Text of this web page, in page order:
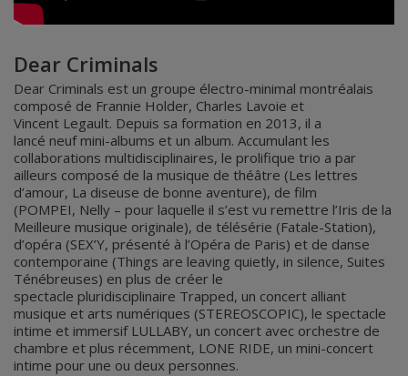
Dear Criminals
Dear Criminals est un groupe électro-minimal montréalais
composé de Frannie Holder, Charles Lavoie et
Vincent Legault. Depuis sa formation en 2013, il a
lancé neuf mini-albums et un album. Accumulant les
collaborations multidisciplinaires, le prolifique trio a par
ailleurs composé de la musique de théâtre (Les lettres
d’amour, La diseuse de bonne aventure), de film
(POMPEI, Nelly – pour laquelle il s’est vu remettre l’Iris de la
Meilleure musique originale), de télésérie (Fatale-Station),
d’opéra (SEX’Y, présenté à l’Opéra de Paris) et de danse
contemporaine (Things are leaving quietly, in silence, Suites
Ténébreuses) en plus de créer le
spectacle pluridisciplinaire Trapped, un concert alliant
musique et arts numériques (STEREOSCOPIC), le spectacle
intime et immersif LULLABY, un concert avec orchestre de
chambre et plus récemment, LONE RIDE, un mini-concert
intime pour une ou deux personnes.